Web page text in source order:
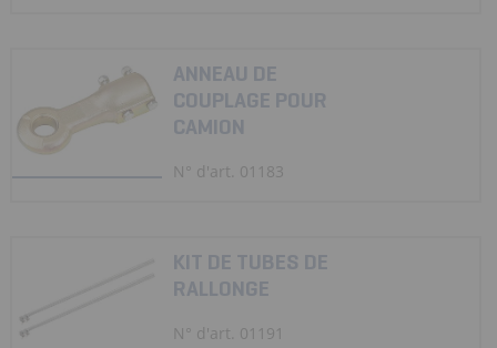
ANNEAU DE
COUPLAGE POUR
CAMION
N° d'art. 01183
KIT DE TUBES DE
RALLONGE
N° d'art. 01191